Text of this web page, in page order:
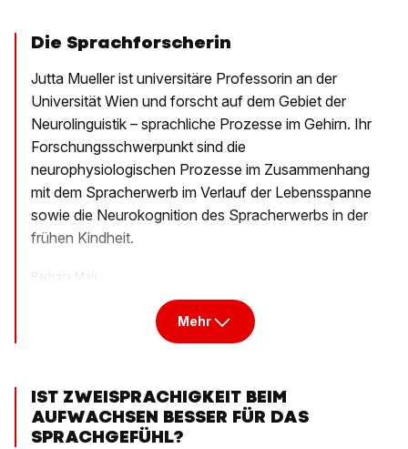
Die Sprachforscherin
Jutta Mueller ist universitäre Professorin an der
Universität Wien und forscht auf dem Gebiet der
Neurolinguistik – sprachliche Prozesse im Gehirn. Ihr
Forschungsschwerpunkt sind die
neurophysiologischen Prozesse im Zusammenhang
mit dem Spracherwerb im Verlauf der Lebensspanne
sowie die Neurokognition des Spracherwerbs in der
frühen Kindheit.
Barbara Mair
Mehr
IST ZWEISPRACHIGKEIT BEIM
AUFWACHSEN BESSER FÜR DAS
SPRACHGEFÜHL?